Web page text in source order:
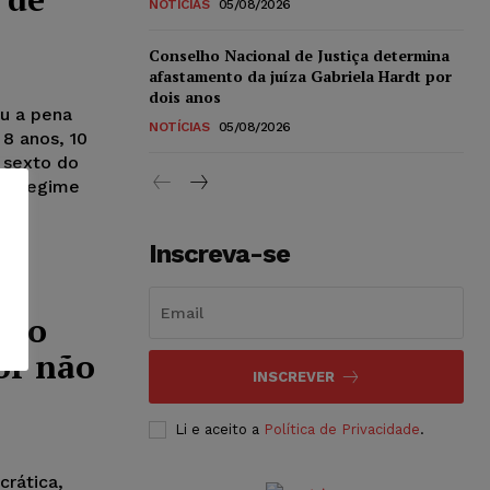
a pena
anos, 10
sexto do
regime
do
não
NOTÍCIAS 05/08/2026
Conselho Nacional de Justiça determina
afastamento da juíza Gabriela Hardt por
dois anos
NOTÍCIAS 05/08/2026
Inscreva-se
INSCREVER
Li e aceito a Política de Privacidade.